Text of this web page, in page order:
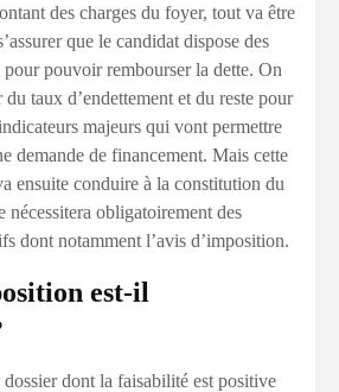
des charges du foyer, tout va être
que le candidat dispose des
pour pouvoir rembourser la dette. On
taux d’endettement et du reste pour
majeurs qui vont permettre
demande de financement. Mais cette
ensuite conduire à la constitution du
nécessitera obligatoirement des
dont notamment l’avis d’imposition.
est-il
dont la faisabilité est positive